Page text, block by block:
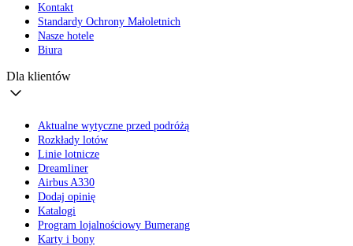
Kontakt
Standardy Ochrony Małoletnich
Nasze hotele
Biura
Dla klientów
Aktualne wytyczne przed podróżą
Rozkłady lotów
Linie lotnicze
Dreamliner
Airbus A330
Dodaj opinię
Katalogi
Program lojalnościowy Bumerang
Karty i bony